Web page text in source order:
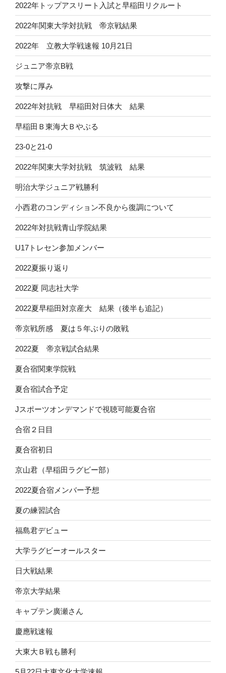
2022年トップアスリート入試と早稲田リクルート
2022年関東大学対抗戦 帝京戦結果
2022年 立教大学戦速報 10月21日
ジュニア帝京B戦
攻撃に厚み
2022年対抗戦 早稲田対日体大 結果
早稲田Ｂ東海大Ｂやぶる
23-0と21-0
2022年関東大学対抗戦 筑波戦 結果
明治大学ジュニア戦勝利
小西君のコンディション不良から復調について
2022年対抗戦青山学院結果
U17トレセン参加メンバー
2022夏振り返り
2022夏 同志社大学
2022夏早稲田対京産大 結果（後半も追記）
帝京戦所感 夏は５年ぶりの敗戦
2022夏 帝京戦試合結果
夏合宿関東学院戦
夏合宿試合予定
Jスポーツオンデマンドで視聴可能夏合宿
合宿２日目
夏合宿初日
京山君（早稲田ラグビー部）
2022夏合宿メンバー予想
夏の練習試合
福島君デビュー
大学ラグビーオールスター
日大戦結果
帝京大学結果
キャプテン廣瀬さん
慶應戦速報
大東大Ｂ戦も勝利